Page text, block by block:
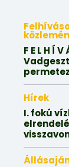
F E L H Í V
Hírek
I. fokú